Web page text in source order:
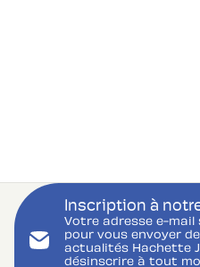
Inscription à
Votre adresse e-
pour vous envoyer
actualités Hachette
désinscrire à tout